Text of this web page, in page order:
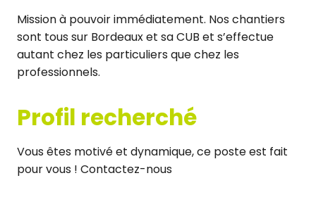
Mission à pouvoir immédiatement. Nos chantiers
sont tous sur Bordeaux et sa CUB et s’effectue
autant chez les particuliers que chez les
professionnels.
Profil recherché
Vous êtes motivé et dynamique, ce poste est fait
pour vous ! Contactez-nous